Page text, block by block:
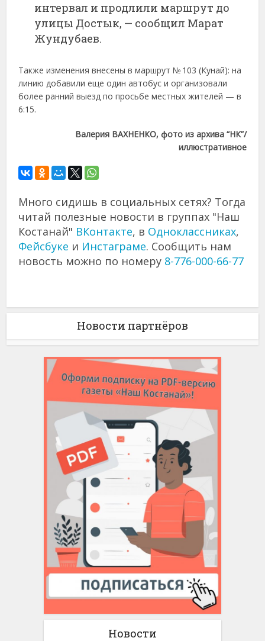
интервал и продлили маршрут до
улицы Достык, — сообщил Марат
Жундубаев.
Также изменения внесены в маршрут № 103 (Кунай): на
линию добавили еще один автобус и организовали
более ранний выезд по просьбе местных жителей — в
6:15.
Валерия ВАХНЕНКО, фото из архива “НК”/
иллюстративное
Много сидишь в социальных сетях? Тогда
читай полезные новости в группах "Наш
Костанай" ВКонтакте, в Одноклассниках,
Фейсбуке и Инстаграме. Сообщить нам
новость можно по номеру 8-776-000-66-77
Новости партнёров
Новости